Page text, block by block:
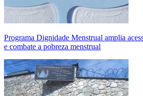
Programa Dignidade Menstrual amplia
e combate a pobreza menstrual